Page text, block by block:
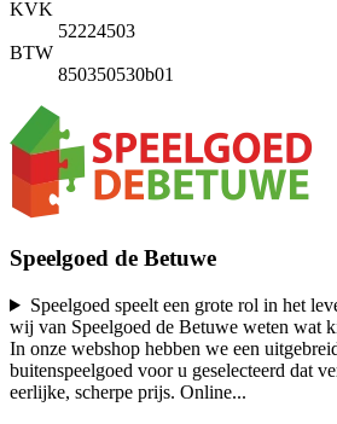
KVK
52224503
BTW
850350530b01
Speelgoed de Betuwe
Speelgoed speelt een grote rol in het
wij van Speelgoed de Betuwe weten wat
In onze webshop hebben we een
buitenspeelgoed voor u geselecteerd dat
eerlijke, scherpe prijs. Online...